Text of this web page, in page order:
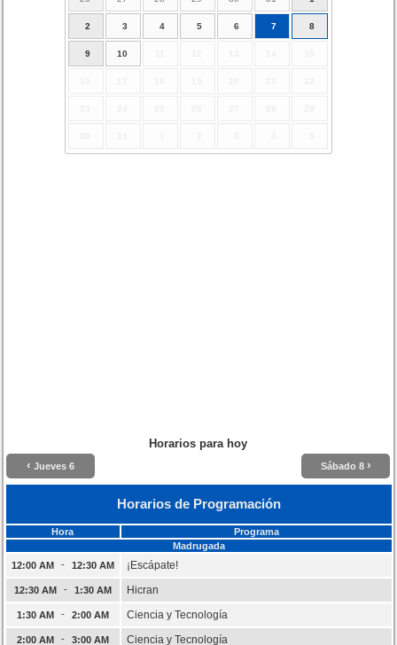
2 3 4 5 6 7 8
9 10
Horarios para hoy
‹ Jueves 6 Sábado 8 ›
Horarios de Programación
Hora
Programa
Madrugada
12:00 AM
- 12:30 AM ¡Escápate!
12:30 AM - 1:30 AM Hicran
1:30 AM - 2:00 AM Ciencia y Tecnología
2:00 AM - 3:00 AM Ciencia y Tecnología